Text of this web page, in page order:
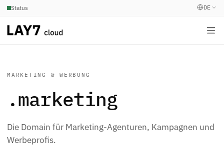
Status DE
MARKETING & WERBUNG
.marketing
Die Domain für Marketing-Agenturen, Kampagnen und
Werbeprofis.